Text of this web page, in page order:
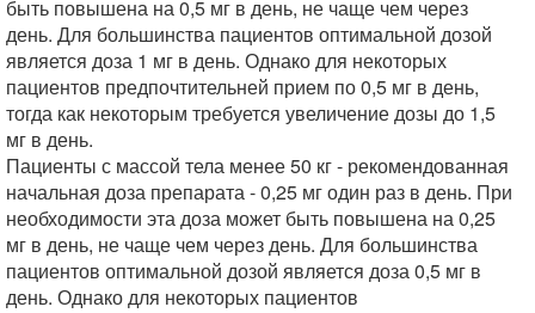
быть повышена на 0,5 мг в день, не чаще чем через
день. Для большинства пациентов оптимальной дозой
является доза 1 мг в день. Однако для некоторых
пациентов предпочтительней прием по 0,5 мг в день,
тогда как некоторым требуется увеличение дозы до 1,5
мг в день.
Пациенты с массой тела менее 50 кг - рекомендованная
начальная доза препарата - 0,25 мг один раз в день. При
необходимости эта доза может быть повышена на 0,25
мг в день, не чаще чем через день. Для большинства
пациентов оптимальной дозой является доза 0,5 мг в
день. Однако для некоторых пациентов